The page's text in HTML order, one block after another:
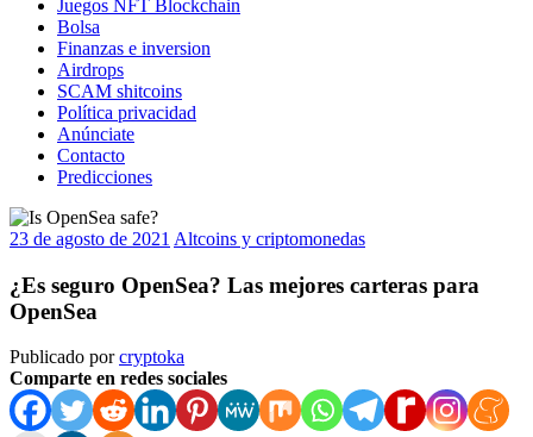
Juegos NFT Blockchain
Bolsa
Finanzas e inversion
Airdrops
SCAM shitcoins
Política privacidad
Anúnciate
Contacto
Predicciones
23 de agosto de 2021 Altcoins y criptomonedas
¿Es seguro OpenSea? Las mejores carteras para
OpenSea
Publicado porcryptoka
Comparte en redes sociales